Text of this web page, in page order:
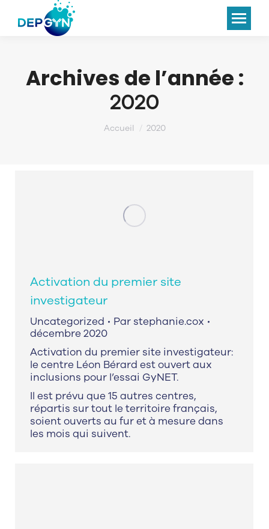
Archives de l’année :
2020
Accueil 2020
Activation du premier site
investigateur
Uncategorized Par stephanie.cox
décembre 2020
Activation du premier site investigateur:
le centre Léon Bérard est ouvert aux
inclusions pour l’essai GyNET.
Il est prévu que 15 autres centres,
répartis sur tout le territoire français,
soient ouverts au fur et à mesure dans
les mois qui suivent.
Panneau de gestion des cookies